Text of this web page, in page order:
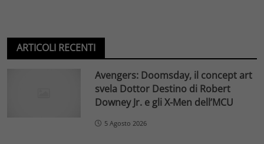
ARTICOLI RECENTI
Avengers: Doomsday, il concept art
svela Dottor Destino di Robert
Downey Jr. e gli X-Men dell’MCU
5 Agosto 2026